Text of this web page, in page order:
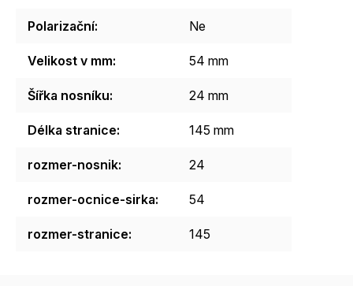
Polarizační: Ne
Velikost v mm: 54 mm
Šířka nosníku: 24 mm
Délka stranice: 145 mm
rozmer-nosnik: 24
rozmer-ocnice-sirka: 54
rozmer-stranice: 145